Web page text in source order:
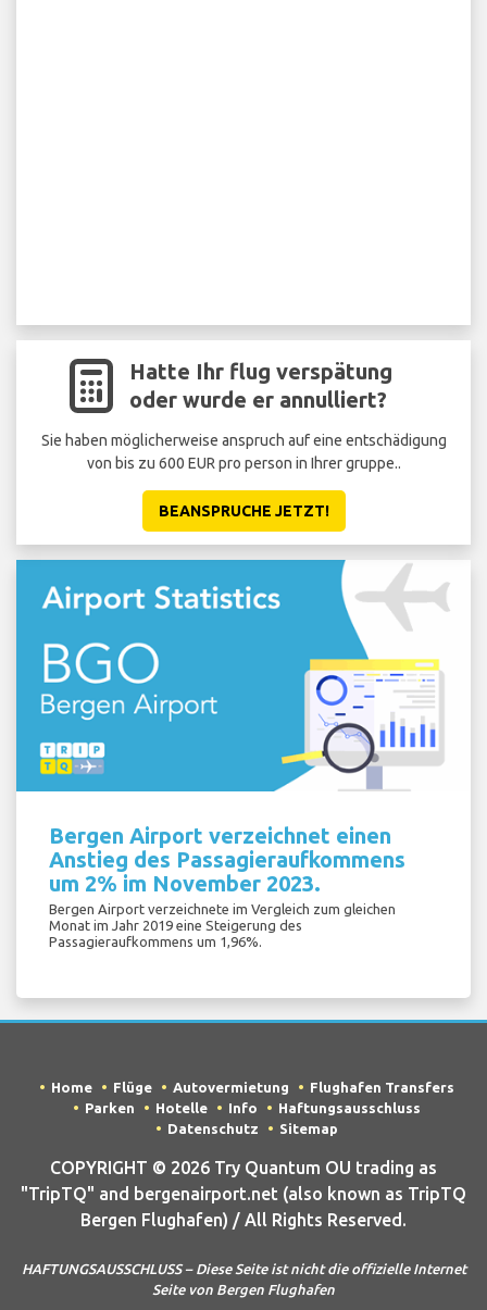
Hatte Ihr flug verspätung
oder wurde er annulliert?
Sie haben möglicherweise anspruch auf eine entschädigung
von bis zu 600 EUR pro person in Ihrer gruppe..
BEANSPRUCHE JETZT!
Bergen Airport verzeichnet einen
Anstieg des Passagieraufkommens
um 2% im November 2023.
Bergen Airport verzeichnete im Vergleich zum gleichen
Monat im Jahr 2019 eine Steigerung des
Passagieraufkommens um 1,96%.
Home Flüge Autovermietung
Flughafen Transfers
Parken
Hotelle Info
Haftungsausschluss
Datenschutz
Sitemap
COPYRIGHT © 2026 Try Quantum OU trading as
"TripTQ" and bergenairport.net (also known as TripTQ
Bergen Flughafen) / All Rights Reserved.
HAFTUNGSAUSSCHLUSS – Diese Seite ist nicht die offizielle Internet
Seite von Bergen Flughafen